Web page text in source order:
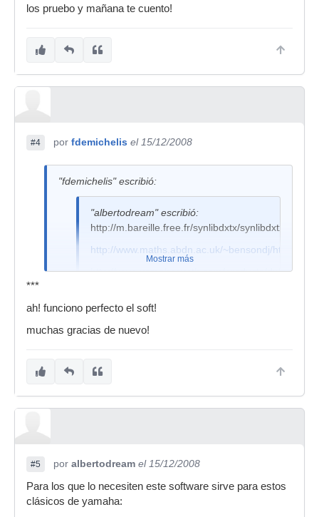
los pruebo y mañana te cuento!
#4 por fdemichelis el 15/12/2008
"fdemichelis" escribió:
"albertodream" escribió:
http://m.bareille.free.fr/synlibdxtx/synlibdxtx.htm
http://www.maths.abdn.ac.uk/~bensondj/html/
http://www.yamahasynth.com/products/dx/
no te lo puedo confirmar, ya que no
--
Mostrar más
***
ah! funciono perfecto el soft!
muchas gracias de nuevo!
#5 por albertodream el 15/12/2008
Para los que lo necesiten este software sirve para estos
clásicos de yamaha: